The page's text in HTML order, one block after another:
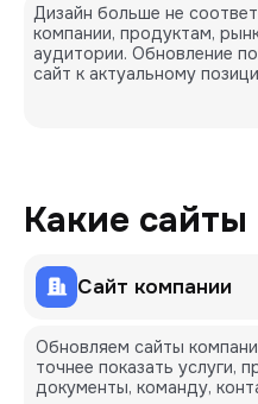
Дизайн больше не
компании, продуктам,
аудитории. Обновление
сайт к актуальному
Какие
Сайт компании
Обновляем сайты
точнее показать услуги,
документы, команду,